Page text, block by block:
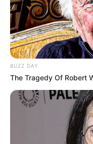
BUZZ DAY
The Tragedy Of Robert